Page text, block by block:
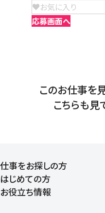
お気に入り
応募画面へ
このお仕事を
こちらも見
仕事をお探しの方
はじめての方
お役立ち情報